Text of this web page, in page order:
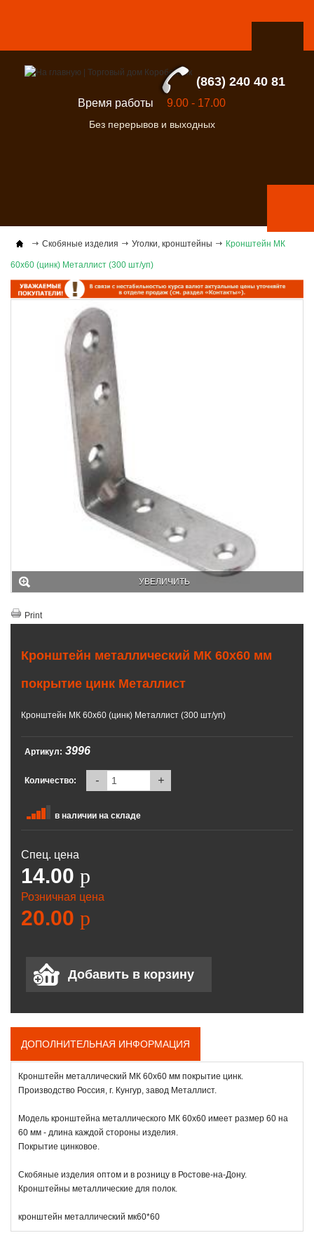
(863) 240 40 81
Время работы 9.00 - 17.00
Без перерывов и выходных
Скобяные изделия Уголки, кронштейны Кронштейн МК
60х60 (цинк) Металлист (300 шт/уп)
УВЕЛИЧИТЬ
Print
Кронштейн металлический МК 60х60 мм
покрытие цинк Металлист
Кронштейн МК 60х60 (цинк) Металлист (300 шт/уп)
Артикул: 3996
Количество: - +
в наличии на складе
Спец. цена
14.00 p
Розничная цена
20.00 p
ДОПОЛНИТЕЛЬНАЯ ИНФОРМАЦИЯ
Кронштейн металлический МК 60х60 мм покрытие цинк.
Производство Россия, г. Кунгур, завод Металлист.
Модель кронштейна металлического МК 60х60 имеет размер 60 на
60 мм - длина каждой стороны изделия.
Покрытие цинковое.
Скобяные изделия оптом и в розницу в Ростове-на-Дону.
Кронштейны металлические для полок.
кронштейн металлический мк60*60